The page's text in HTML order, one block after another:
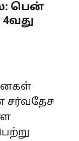
பென்
சர்வதேச